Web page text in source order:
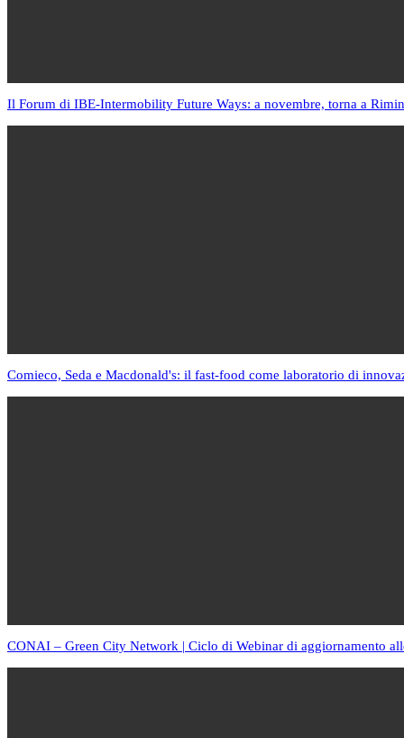
Il Forum di IBE-Intermobility Future Ways: a novembre, torna a
Comieco, Seda e Macdonald's: il fast-food come laboratorio di
CONAI – Green City Network | Ciclo di Webinar di aggiornamento